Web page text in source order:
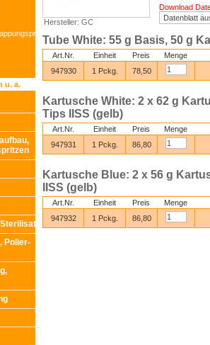
u. a.
Polier-
Hersteller: GC
Download
Tube White: 55 g Basis, 50 g
Art.Nr. Einheit Preis
Menge
947930
1 Pckg. 78,50
Kartusche White: 2 x 62 g
Tips IISS (gelb)
Art.Nr. Einheit Preis
Menge
947931
1 Pckg. 86,80
Kartusche Blue: 2 x 56 g
IISS (gelb)
Art.Nr. Einheit Preis
Menge
947932
1 Pckg. 86,80